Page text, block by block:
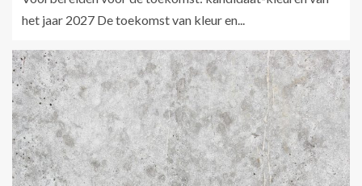
het jaar 2027 De toekomst van kleur en...